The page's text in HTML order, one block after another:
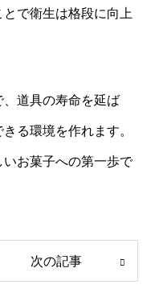
で衛生は格段に向上
道具の寿命を延ば
る環境を作れます。
お菓子への第一歩で
次の記事